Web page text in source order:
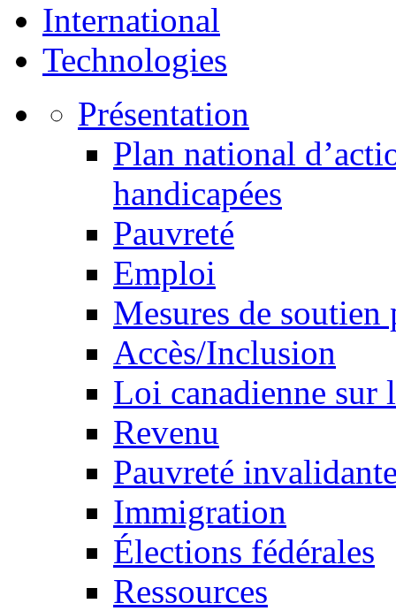
International
Technologies
Présentation
Plan national
handicapées
Pauvreté
Emploi
Mesures de soutien
Accès/Inclusion
Loi canadienne sur
Revenu
Pauvreté
Immigration
Élections fédérales
Ressources